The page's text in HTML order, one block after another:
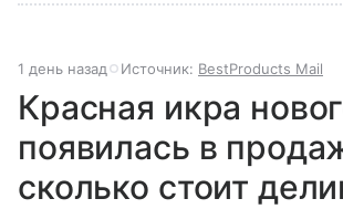
1 день назад Источник: BestProducts Mail
Красная икра
появилась в
сколько стоит